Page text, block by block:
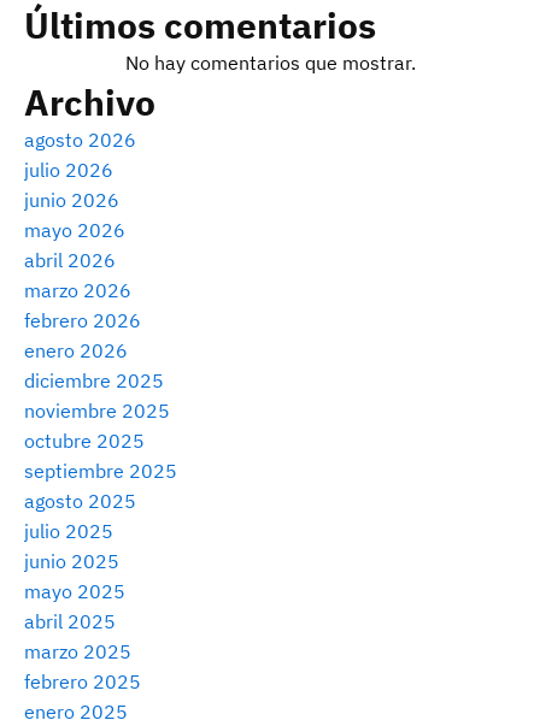
Últimos comentarios
No hay comentarios que mostrar.
Archivo
agosto 2026
julio 2026
junio 2026
mayo 2026
abril 2026
marzo 2026
febrero 2026
enero 2026
diciembre 2025
noviembre 2025
octubre 2025
septiembre 2025
agosto 2025
julio 2025
junio 2025
mayo 2025
abril 2025
marzo 2025
febrero 2025
enero 2025